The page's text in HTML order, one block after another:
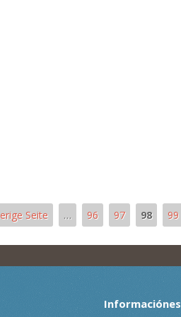
Seite … 96 97 98 99
Informaciónes